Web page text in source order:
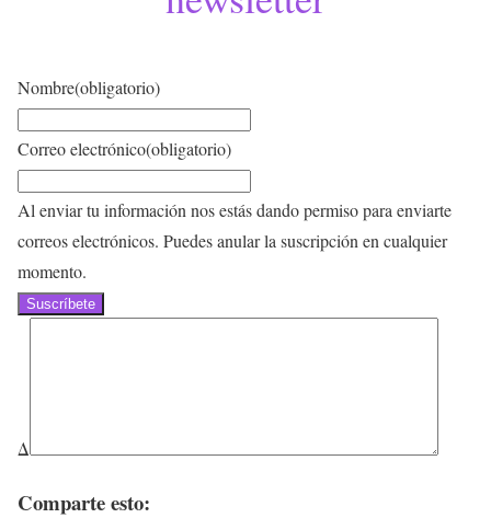
Nombre(obligatorio)
Correo electrónico(obligatorio)
Al enviar tu información nos estás dando permiso para enviarte
correos electrónicos. Puedes anular la suscripción en cualquier
momento.
Suscríbete
Δ
Comparte esto: